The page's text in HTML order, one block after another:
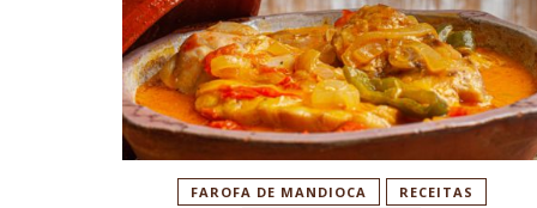
FAROFA DE MANDIOCA
RECEITAS